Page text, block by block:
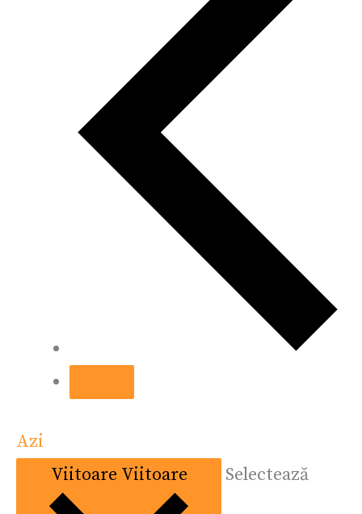
Azi
Viitoare Viitoare Selectează